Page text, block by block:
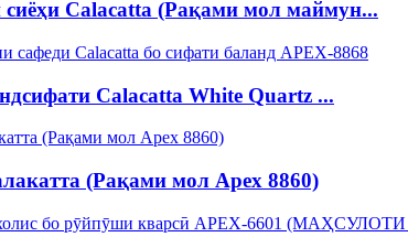
Calacatta (Рақами мол маймун...
Calacatta White Quartz ...
(Рақами мол Apex 8860)